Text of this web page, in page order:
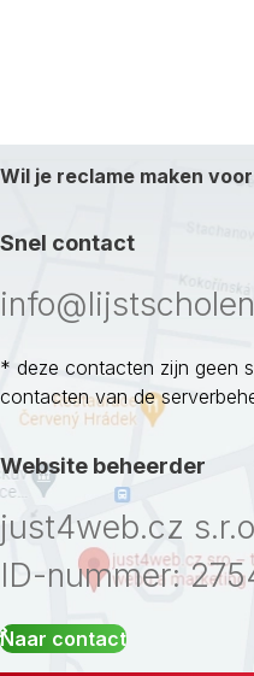
Wil je reclame maken
Snel contact
* deze contacten zijn geen
contacten van de
Website beheerder
just4web.cz
ID-nummer:
Naar contact